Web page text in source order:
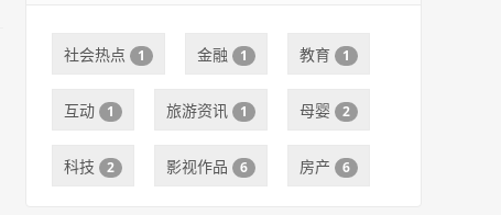
社会热点 1 金融 1 教育 1
互动 1 旅游资讯 1 母婴 2
科技 2 影视作品 6 房产 6